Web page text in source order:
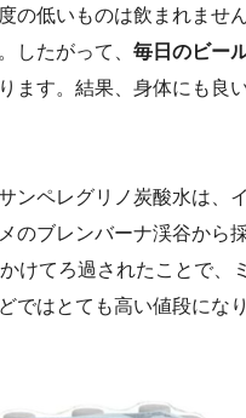
の低いものは飲まれませ
したがって、 毎日のビー
ます。結果、身体にも良
ンペレグリノ炭酸水は、
のブレンバーナ渓谷から
けてろ過されたことで、
ではとても高い値段にな